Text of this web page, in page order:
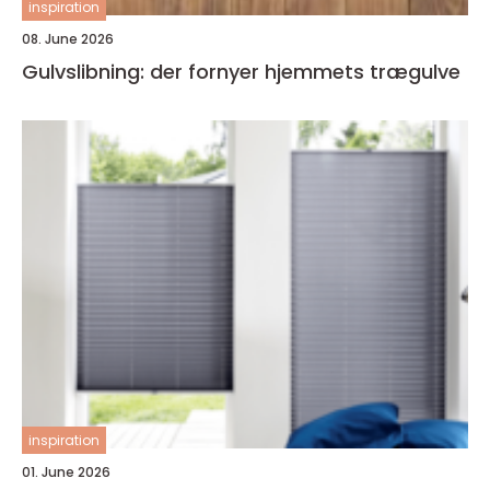
inspiration
08. June 2026
Gulvslibning: der fornyer hjemmets trægulve
inspiration
01. June 2026